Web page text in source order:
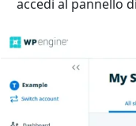
accedi al pannello